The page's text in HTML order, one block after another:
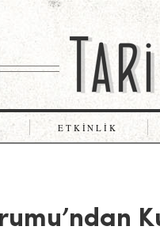
ETKINLIK